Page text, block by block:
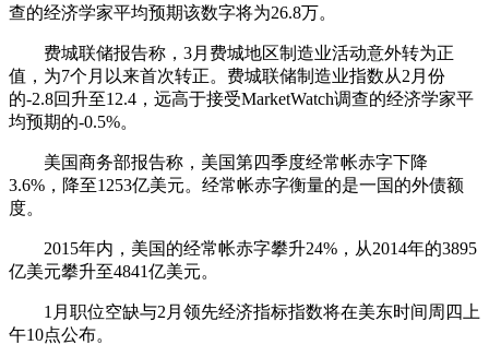
查的经济学家平均预期该数字将为26.8万。
费城联储报告称，3月费城地区制造业活动意外转为正
值，为7个月以来首次转正。费城联储制造业指数从2月份
的-2.8回升至12.4，远高于接受MarketWatch调查的经济学家平
均预期的-0.5%。
美国商务部报告称，美国第四季度经常帐赤字下降
3.6%，降至1253亿美元。经常帐赤字衡量的是一国的外债额
度。
2015年内，美国的经常帐赤字攀升24%，从2014年的3895
亿美元攀升至4841亿美元。
1月职位空缺与2月领先经济指标指数将在美东时间周四上
午10点公布。